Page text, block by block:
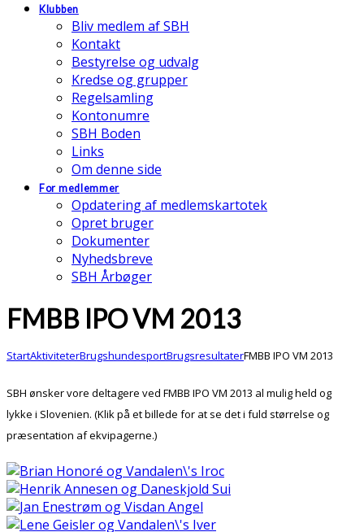
Klubben
Bliv medlem af SBH
Kontakt
Bestyrelse og udvalg
Kredse og grupper
Regelsamling
Kontonumre
SBH Boden
Links
Om denne side
For medlemmer
Opdatering af medlemskartotek
Opret bruger
Dokumenter
Nyhedsbreve
SBH Årbøger
FMBB IPO VM 2013
StartAktiviteterBrugshundesportBrugsresultaterFMBB IPO VM 2013
SBH ønsker vore deltagere ved FMBB IPO VM 2013 al mulig held og
lykke i Slovenien. (Klik på et billede for at se det i fuld størrelse og
præsentation af ekvipagerne.)